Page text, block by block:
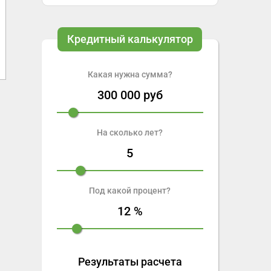
Кредитный калькулятор
Какая нужна сумма?
300 000руб
На сколько лет?
5
Под какой процент?
12%
Результаты расчета